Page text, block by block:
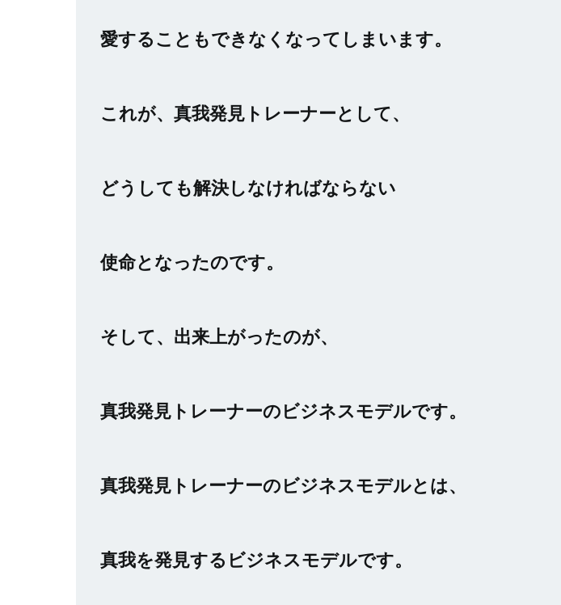
愛することもできなくなってしまいます。
これが、真我発見トレーナーとして、
どうしても解決しなければならない
使命となったのです。
そして、出来上がったのが、
真我発見トレーナーのビジネスモデルです。
真我発見トレーナーのビジネスモデルとは、
真我を発見するビジネスモデルです。